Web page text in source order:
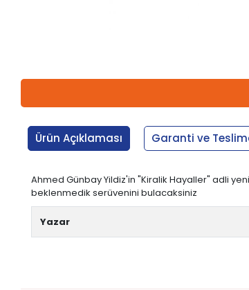
Ürün Açıklaması Garanti ve
Ahmed Günbay Yildiz'in "Kiralik Hayaller" adli
beklenmedik serüvenini bulacaksiniz
Yazar